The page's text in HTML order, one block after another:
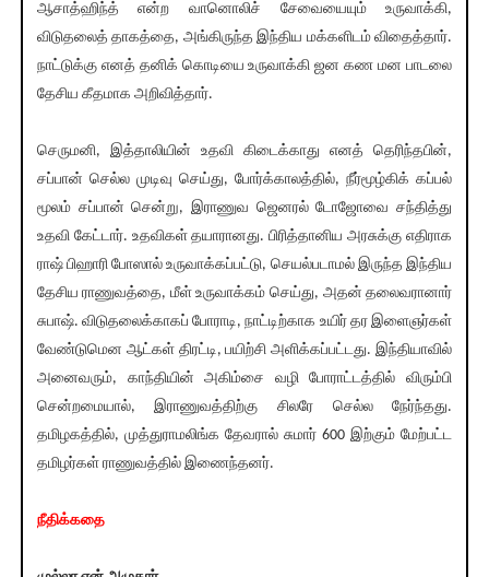
ஆசாத்ஹிந்த் என்ற வானொலிச் சேவையையும் உருவாக்கி,
விடுதலைத் தாகத்தை, அங்கிருந்த இந்திய மக்களிடம் விதைத்தார்.
நாட்டுக்கு எனத் தனிக் கொடியை உருவாக்கி ஜன கண மன பாடலை
தேசிய கீதமாக அறிவித்தார்.
செருமனி, இத்தாலியின் உதவி கிடைக்காது எனத் தெரிந்தபின்,
சப்பான் செல்ல முடிவு செய்து, போர்க்காலத்தில், நீர்மூழ்கிக் கப்பல்
மூலம் சப்பான் சென்று, இராணுவ ஜெனரல் டோஜோவை சந்தித்து
உதவி கேட்டார். உதவிகள் தயாரானது. பிரித்தானிய அரசுக்கு எதிராக
ராஷ் பிஹாரி போஸால் உருவாக்கப்பட்டு, செயல்படாமல் இருந்த இந்திய
தேசிய ராணுவத்தை, மீள் உருவாக்கம் செய்து, அதன் தலைவரானார்
சுபாஷ். விடுதலைக்காகப் போராடி, நாட்டிற்காக உயிர் தர இளைஞர்கள்
வேண்டுமென ஆட்கள் திரட்டி, பயிற்சி அளிக்கப்பட்டது. இந்தியாவில்
அனைவரும், காந்தியின் அகிம்சை வழி போராட்டத்தில் விரும்பி
சென்றமையால், இராணுவத்திற்கு சிலரே செல்ல நேர்ந்தது.
தமிழகத்தில், முத்துராமலிங்க தேவரால் சுமார் 600 இற்கும் மேற்பட்ட
தமிழர்கள் ராணுவத்தில் இணைந்தனர்.
நீதிக்கதை